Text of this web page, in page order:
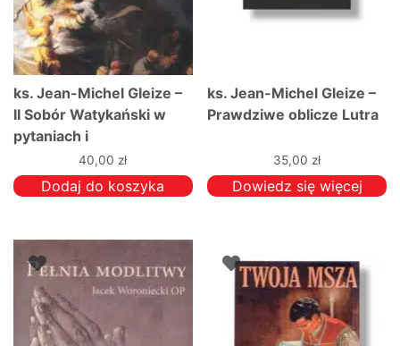
ks. Jean-Michel Gleize –
II Sobór Watykański w
pytaniach i
odpowiedziach
40,00 zł
Dodaj do koszyka
ks. Jean-Michel Gleize –
Prawdziwe oblicze Lutra
35,00 zł
Dowiedz się więcej